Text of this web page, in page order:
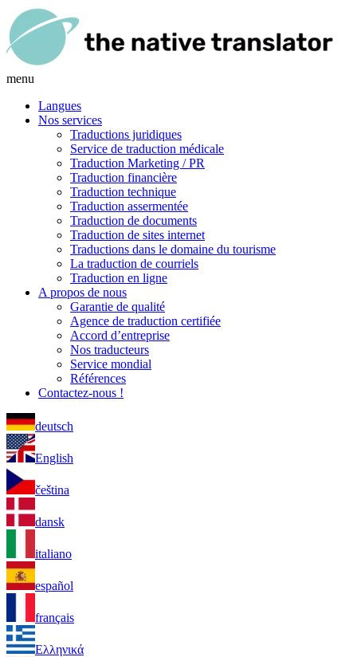
menu
Langues
Nos services
Traductions juridiques
Service de traduction médicale
Traduction Marketing / PR
Traduction financière
Traduction technique
Traduction assermentée
Traduction de documents
Traduction de sites internet
Traductions dans le domaine du tourisme
La traduction de courriels
Traduction en ligne
A propos de nous
Garantie de qualité
Agence de traduction certifiée
Accord d’entreprise
Nos traducteurs
Service mondial
Références
Contactez-nous !
deutsch
English
čeština
dansk
italiano
español
français
Ελληνικά